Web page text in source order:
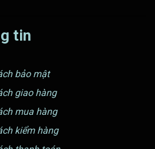
tin
bảo mật
giao hàng
mua hàng
kiểm hàng